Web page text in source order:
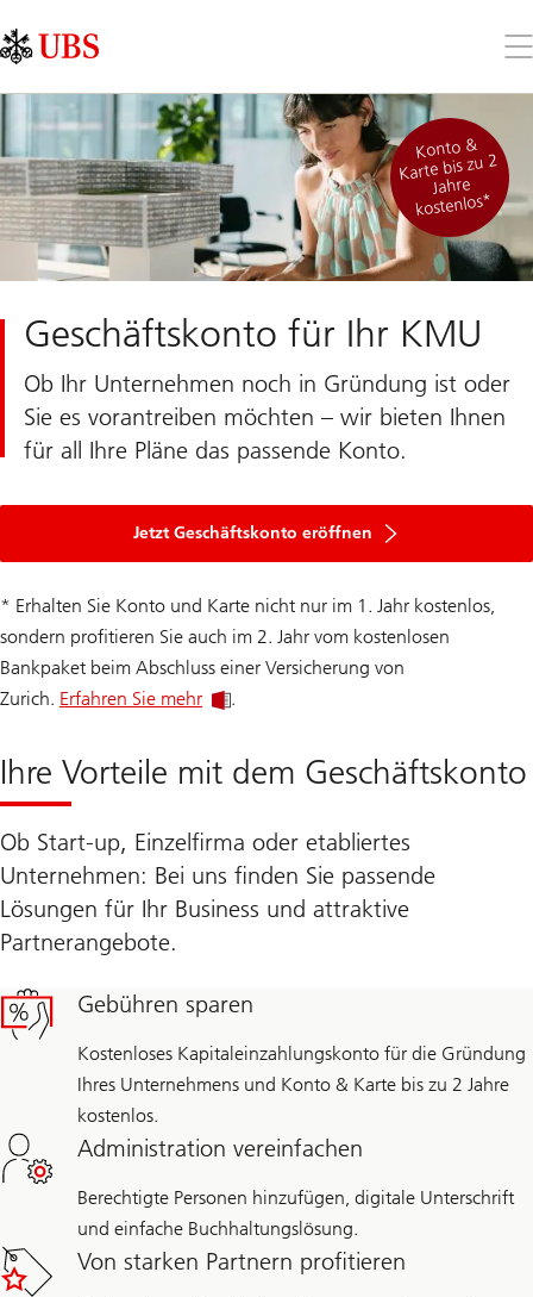
Links
Area
Sie
Konto &
Karte bis zu 2
Jahre
kostenlos*
Geschäftskonto für Ihr KMU
Ob Ihr Unternehmen noch in Gründung ist oder
Sie es vorantreiben möchten – wir bieten Ihnen
für all Ihre Pläne das passende Konto.
Jetzt Geschäftskonto eröffnen
* Erhalten Sie Konto und Karte nicht nur im 1. Jahr kostenlos,
sondern profitieren Sie auch im 2. Jahr vom kostenlosen
Bankpaket beim Abschluss einer Versicherung von
Zurich. Erfahren Sie mehr .
Ihre Vorteile mit dem Geschäftskonto
Ob Start-up, Einzelfirma oder etabliertes
Unternehmen: Bei uns finden Sie passende
Lösungen für Ihr Business und attraktive
Partnerangebote.
Gebühren sparen
Kostenloses Kapitaleinzahlungskonto für die Gründung
Ihres Unternehmens und Konto & Karte bis zu 2 Jahre
kostenlos.
Administration vereinfachen
Berechtigte Personen hinzufügen, digitale Unterschrift
und einfache Buchhaltungslösung.
Von starken Partnern profitieren